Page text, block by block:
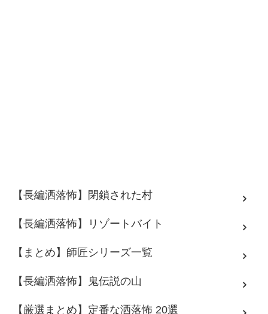
【長編洒落怖】閉鎖された村
【長編洒落怖】リゾートバイト
【まとめ】師匠シリーズ一覧
【長編洒落怖】鬼伝説の山
【厳選まとめ】定番な洒落怖 20選